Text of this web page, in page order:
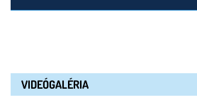
VIDEÓGALÉRIA